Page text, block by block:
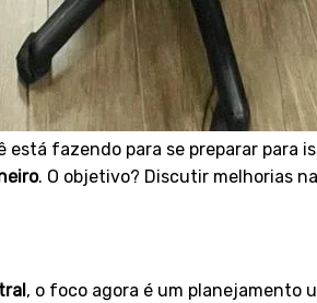
fazendo para se preparar para
. O objetivo? Discutir melhorias
, o foco agora é um planejamento